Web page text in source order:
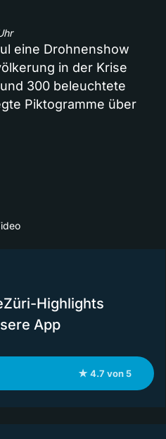
eine Drohnenshow
in der Krise
300 beleuchtete
Piktogramme über
Highlights
App
★ 4.7 von 5